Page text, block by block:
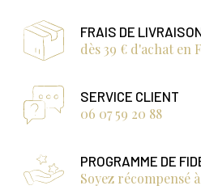
FRAIS DE
dès 39 € d'achat
SERVICE CLIENT
06 07 59 20 88
PROGRAMME DE
Soyez récompensé